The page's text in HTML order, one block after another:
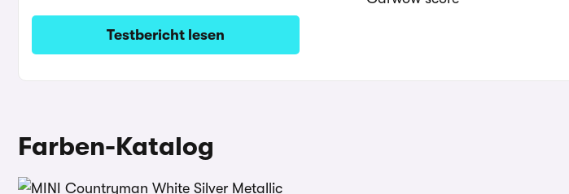
Testbericht lesen
Farben-Katalog